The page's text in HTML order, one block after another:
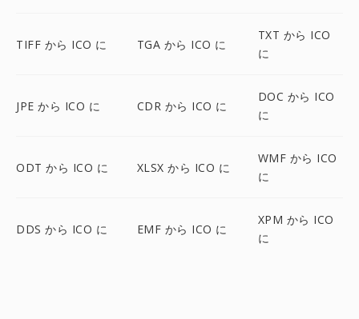
TIFF から ICO に TGA から ICO に
TXT から ICO
に
JPE から ICO に CDR から ICO に
DOC から ICO
に
ODT から ICO に XLSX から ICO に
WMF から ICO
に
DDS から ICO に EMF から ICO に
XPM から ICO
に